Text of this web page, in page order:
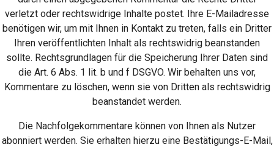
verletzt oder rechtswidrige Inhalte postet. Ihre E-Mailadresse
benötigen wir, um mit Ihnen in Kontakt zu treten, falls ein Dritter
Ihren veröffentlichten Inhalt als rechtswidrig beanstanden
sollte. Rechtsgrundlagen für die Speicherung Ihrer Daten sind
die Art. 6 Abs. 1 lit. b und f DSGVO. Wir behalten uns vor,
Kommentare zu löschen, wenn sie von Dritten als rechtswidrig
beanstandet werden.
Die Nachfolgekommentare können von Ihnen als Nutzer
abonniert werden. Sie erhalten hierzu eine Bestätigungs-E-Mail,